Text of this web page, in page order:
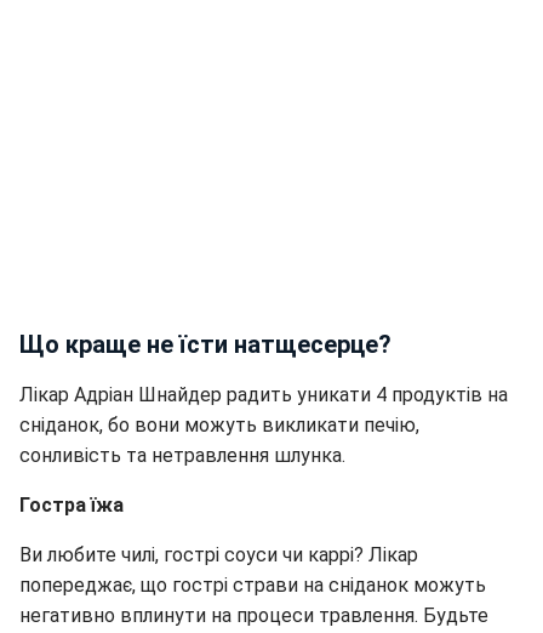
Що краще не їсти натщесерце?
Лікар Адріан Шнайдер радить уникати 4 продуктів на
сніданок, бо вони можуть викликати печію,
сонливість та нетравлення шлунка.
Гостра їжа
Ви любите чилі, гострі соуси чи каррі? Лікар
попереджає, що гострі страви на сніданок можуть
негативно вплинути на процеси травлення. Будьте